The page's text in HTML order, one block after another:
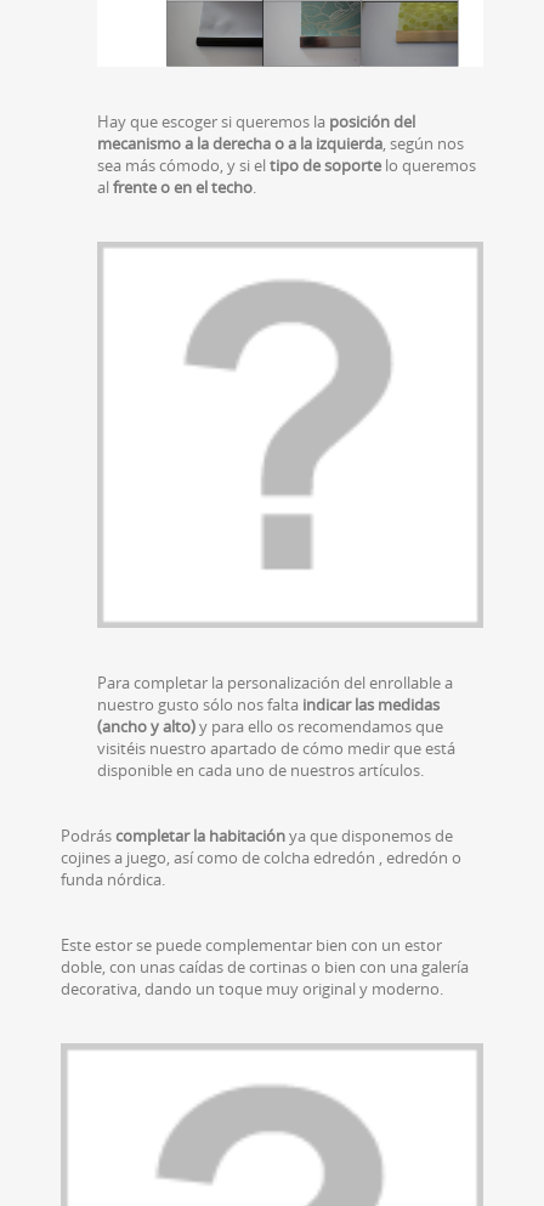
Hay que escoger si queremos la posición del
mecanismo a la derecha o a la izquierda, según nos
sea más cómodo, y si el tipo de soporte lo queremos
al frente o en el techo.
Para completar la personalización del enrollable a
nuestro gusto sólo nos falta indicar las medidas
(ancho y alto)y para ello os recomendamos que
visitéis nuestro apartado de cómo medir que está
disponible en cada uno de nuestros artículos.
Podráscompletar la habitaciónya que disponemos de
cojines a juego, así como de colcha edredón , edredón o
funda nórdica.
Este estor se puede complementar bien con un estor
doble, con unas caídas de cortinas o bien con una galería
decorativa, dando un toque muy original y moderno.